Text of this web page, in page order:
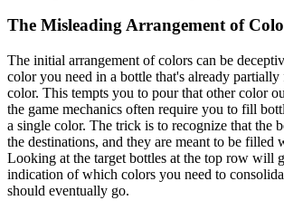
The Misleading Arrangement of
The initial arrangement of colors can be
color you need in a bottle that's already
color. This tempts you to pour that other color
the game mechanics often require you to fill
a single color. The trick is to recognize that the
the destinations, and they are meant to be filled
Looking at the target bottles at the top row will
indication of which colors you need to
should eventually go.